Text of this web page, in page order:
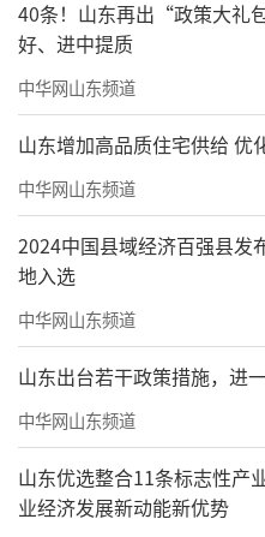
40条！山东再出“政策大礼
好、进中提质
中华网山东频道
山东增加高品质住宅供给 优
中华网山东频道
2024中国县域经济百强县发
地入选
中华网山东频道
山东出台若干政策措施，进
中华网山东频道
山东优选整合11条标志性产
业经济发展新动能新优势